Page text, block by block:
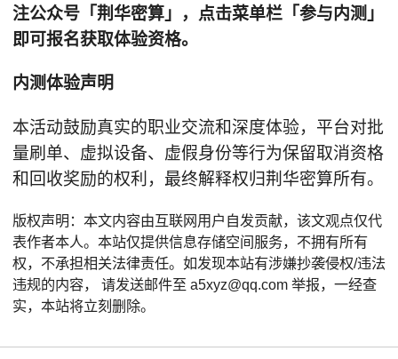
注公众号「荆华密算」，点击菜单栏「参与内测」
即可报名获取体验资格。
内测体验声明
本活动鼓励真实的职业交流和深度体验，平台对批
量刷单、虚拟设备、虚假身份等行为保留取消资格
和回收奖励的权利，最终解释权归荆华密算所有。
版权声明：本文内容由互联网用户自发贡献，该文观点仅代
表作者本人。本站仅提供信息存储空间服务，不拥有所有
权，不承担相关法律责任。如发现本站有涉嫌抄袭侵权/违法
违规的内容， 请发送邮件至 a5xyz@qq.com 举报，一经查
实，本站将立刻删除。